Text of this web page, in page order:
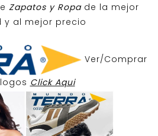
Zapatos y Ropa de la mejor
y al mejor precio
Ver/Comprar
Click Aqui